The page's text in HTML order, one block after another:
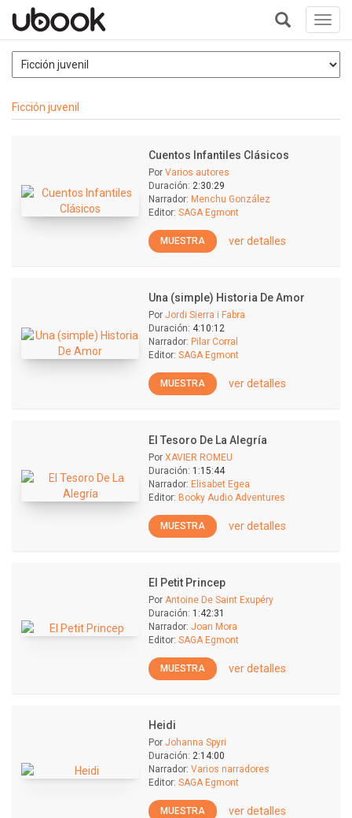
+
Ficción juvenil
Cuentos Infantiles Clásicos
Por Varios autores
Duración: 2:30:29
Narrador: Menchu González
Editor: SAGA Egmont
MUESTRA ver detalles
Una (simple) Historia De Amor
Por Jordi Sierra i Fabra
Duración: 4:10:12
Narrador: Pilar Corral
Editor: SAGA Egmont
MUESTRA ver detalles
El Tesoro De La Alegría
Por XAVIER ROMEU
Duración: 1:15:44
Narrador: Elisabet Egea
Editor: Booky Audio Adventures
MUESTRA ver detalles
El Petit Princep
Por Antoine De Saint Exupéry
Duración: 1:42:31
Narrador: Joan Mora
Editor: SAGA Egmont
MUESTRA ver detalles
Heidi
Por Johanna Spyri
Duración: 2:14:00
Narrador: Varios narradores
Editor: SAGA Egmont
MUESTRA ver detalles